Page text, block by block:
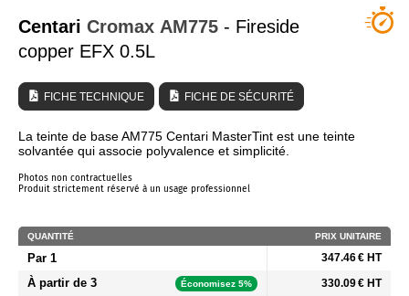
Centari Cromax AM775 - Fireside
copper EFX 0.5L
FICHE TECHNIQUE FICHE DE SÉCURITÉ
La teinte de base AM775 Centari MasterTint est une teinte
solvantée qui associe polyvalence et simplicité.
Photos non contractuelles
Produit strictement réservé à un usage professionnel
QUANTITÉ PRIX UNITAIRE
Par 1 347.46 € HT
À partir de 3 Économisez 5% 330.09 € HT